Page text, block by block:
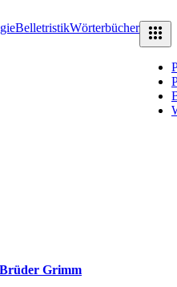
BelletristikWörterbücher
Brüder Grimm